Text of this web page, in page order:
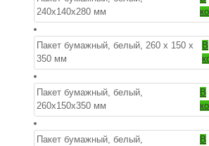
240х140х280 мм
Пакет бумажный, белый, 260 х 150 х
350 мм
В
Пакет бумажный, белый,
260х150х350 мм
В
Пакет бумажный, белый,
В